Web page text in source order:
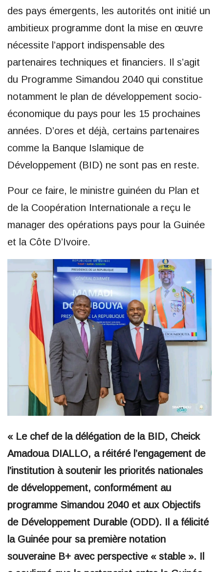
des pays émergents, les autorités ont initié un
ambitieux programme dont la mise en œuvre
nécessite l’apport indispensable des
partenaires techniques et financiers. Il s’agit
du Programme Simandou 2040 qui constitue
notamment le plan de développement socio-
économique du pays pour les 15 prochaines
années. D’ores et déjà, certains partenaires
comme la Banque Islamique de
Développement (BID) ne sont pas en reste.
Pour ce faire, le ministre guinéen du Plan et
de la Coopération Internationale a reçu le
manager des opérations pays pour la Guinée
et la Côte D’Ivoire.
« Le chef de la délégation de la BID, Cheick
Amadoua DIALLO, a réitéré l’engagement de
l’institution à soutenir les priorités nationales
de développement, conformément au
programme Simandou 2040 et aux Objectifs
de Développement Durable (ODD). Il a félicité
la Guinée pour sa première notation
souveraine B+ avec perspective « stable ». Il